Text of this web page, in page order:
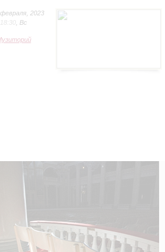
февраля 2023
18:30 Вс